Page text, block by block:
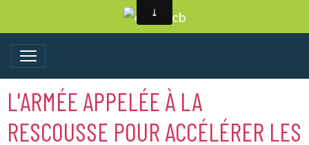
L'ARMÉE APPELÉE À LA
RESCOUSSE POUR ACCÉLÉRER LES